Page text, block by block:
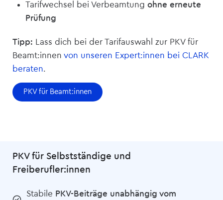
Tarifwechsel bei Verbeamtung ohne erneute
Prüfung
Tipp: Lass dich bei der Tarifauswahl zur PKV für
Beamt:innen von unseren Expert:innen bei CLARK
beraten.
PKV für Beamt:innen
PKV für Selbstständige und
Freiberufler:innen
Stabile PKV-Beiträge unabhängig vom